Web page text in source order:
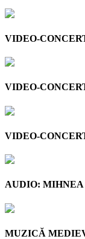
VIDEO-
VIDEO-
VIDEO-
AUDIO: MIHNEA
MUZICĂ